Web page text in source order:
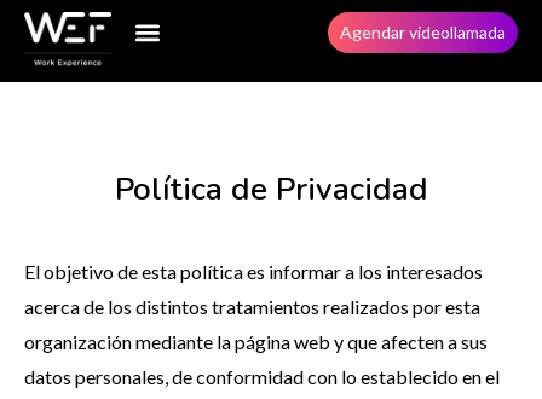
Agendar videollamada
Política de Privacidad
El objetivo de esta política es informar a los interesados
acerca de los distintos tratamientos realizados por esta
organización mediante la página web y que afecten a sus
datos personales, de conformidad con lo establecido en el